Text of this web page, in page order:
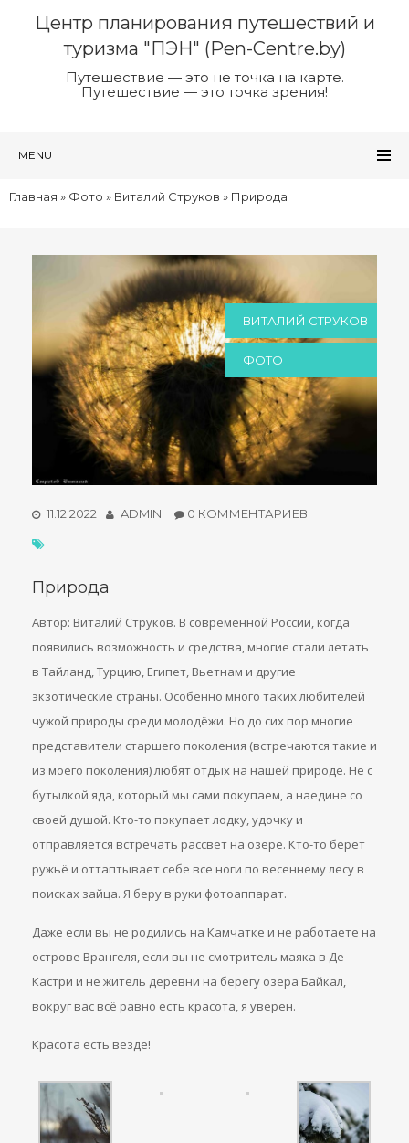
Центр планирования путешествий и
туризма "ПЭН" (Pen-Centre.by)
Путешествие — это не точка на карте.
Путешествие — это точка зрения!
MENU
Главная » Фото » Виталий Струков » Природа
ВИТАЛИЙ СТРУКОВ
ФОТО
11.12.2022 ADMIN 0 КОММЕНТАРИЕВ
Природа
Автор: Виталий Струков. В современной России, когда
появились возможность и средства, многие стали летать
в Тайланд, Турцию, Египет, Вьетнам и другие
экзотические страны. Особенно много таких любителей
чужой природы среди молодёжи. Но до сих пор многие
представители старшего поколения (встречаются такие и
из моего поколения) любят отдых на нашей природе. Не с
бутылкой яда, который мы сами покупаем, а наедине со
своей душой. Кто-то покупает лодку, удочку и
отправляется встречать рассвет на озере. Кто-то берёт
ружьё и оттаптывает себе все ноги по весеннему лесу в
поисках зайца. Я беру в руки фотоаппарат.
Даже если вы не родились на Камчатке и не работаете на
острове Врангеля, если вы не смотритель маяка в Де-
Кастри и не житель деревни на берегу озера Байкал,
вокруг вас всё равно есть красота, я уверен.
Красота есть везде!